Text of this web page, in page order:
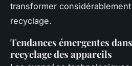
transformer
recyclage.
Tendances émergentes
recyclage des appareils